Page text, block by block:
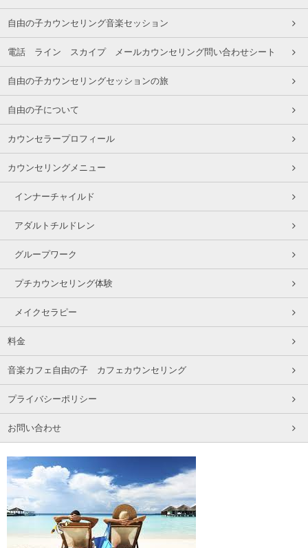
自由の子カウンセリング音楽セッション
電話 ライン スカイプ メールカウンセリング問い合わせシート
自由の子カウンセリングセッションの旅
自由の子について
カウンセラープロフィール
カウンセリングメニュー
インナーチャイルド
アダルトチルドレン
グループワーク
プチカウンセリング体験
メイクセラピー
料金
音楽カフェ自由の子 カフェカウンセリング
プライバシーポリシー
お問い合わせ